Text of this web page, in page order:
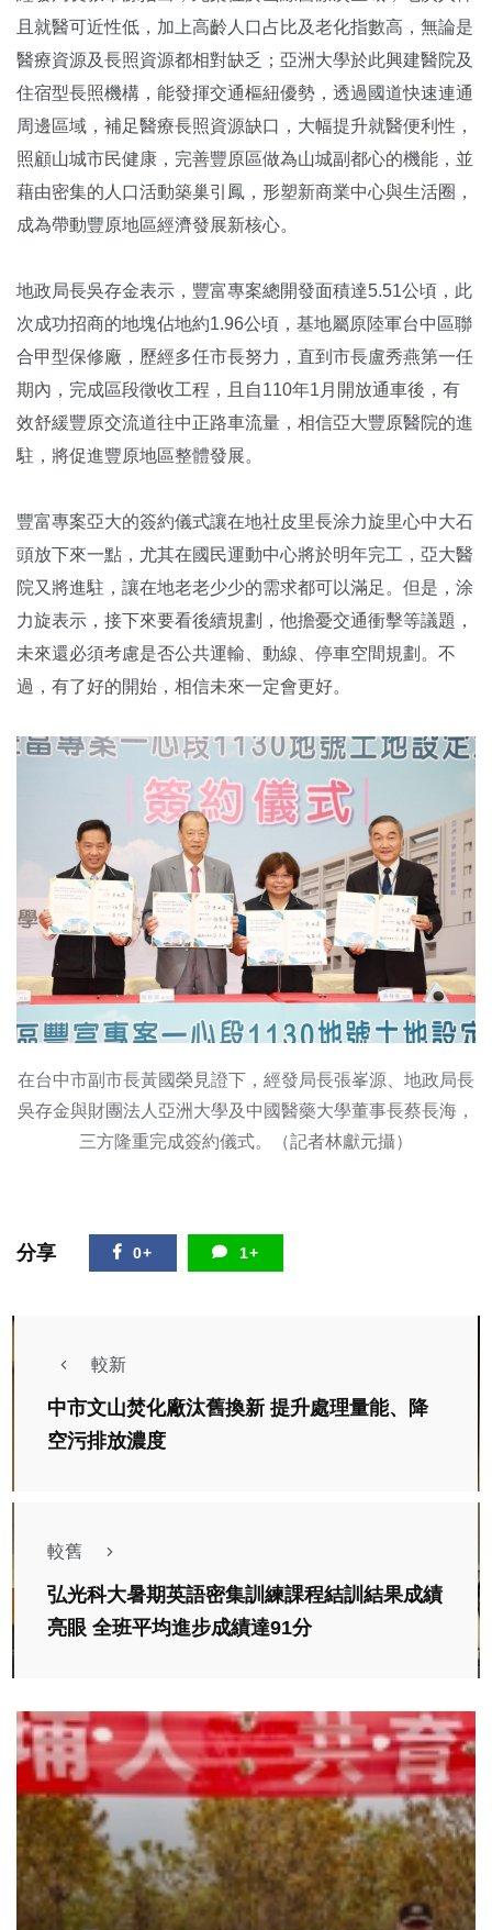
且就醫可近性低，加上高齡人口占比及老化指數高，無論是
醫療資源及長照資源都相對缺乏；亞洲大學於此興建醫院及
住宿型長照機構，能發揮交通樞紐優勢，透過國道快速連通
周邊區域，補足醫療長照資源缺口，大幅提升就醫便利性，
照顧山城市民健康，完善豐原區做為山城副都心的機能，並
藉由密集的人口活動築巢引鳳，形塑新商業中心與生活圈，
成為帶動豐原地區經濟發展新核心。
地政局長吳存金表示，豐富專案總開發面積達5.51公頃，此
次成功招商的地塊佔地約1.96公頃，基地屬原陸軍台中區聯
合甲型保修廠，歷經多任市長努力，直到市長盧秀燕第一任
期內，完成區段徵收工程，且自110年1月開放通車後，有
效舒緩豐原交流道往中正路車流量，相信亞大豐原醫院的進
駐，將促進豐原地區整體發展。
豐富專案亞大的簽約儀式讓在地社皮里長涂力旋里心中大石
頭放下來一點，尤其在國民運動中心將於明年完工，亞大醫
院又將進駐，讓在地老老少少的需求都可以滿足。但是，涂
力旋表示，接下來要看後續規劃，他擔憂交通衝擊等議題，
未來還必須考慮是否公共運輸、動線、停車空間規劃。不
過，有了好的開始，相信未來一定會更好。
在台中市副市長黃國榮見證下，經發局長張峯源、地政局長
吳存金與財團法人亞洲大學及中國醫藥大學董事長蔡長海，
三方隆重完成簽約儀式。（記者林獻元攝）
分享 0+ 1+
較新
中市文山焚化廠汰舊換新 提升處理量能、降
空污排放濃度
較舊
弘光科大暑期英語密集訓練課程結訓結果成績
亮眼 全班平均進步成績達91分